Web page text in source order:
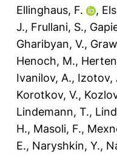
Ellinghaus, F.
,
J., Frullani, S.,
Gharibyan, V.,
Henoch, M.,
Ivanilov, A., Izotov,
Korotkov, V.,
Lindemann, T.,
H., Masoli, F.,
E., Naryshkin, Y.,